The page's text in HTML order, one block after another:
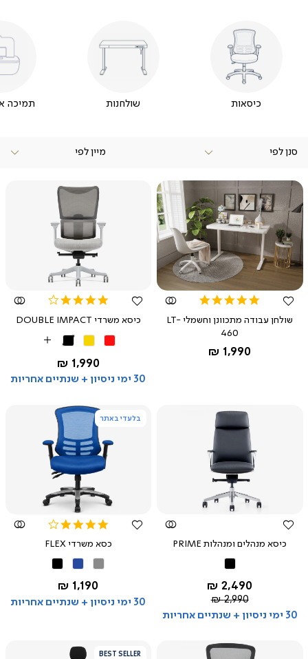
כיסאות שולחנות תמיכה
סנן לפי
צפייה
מהירה
5.0
ratingשולחן עבודה מתכוונן וחשמלי LT-
460
החל מ-
1,990 ₪
צפייה
מהירה
rating
כיסא משרדי DOUBLE IMPACT
צהוב שחור
More
Colors
החל מ-
1,990 ₪
30 ימי ניסיון + שנתיים אחריות
צפייה
מהירה
כיסא מנהלים ומנהלות PRIME
החל מ-
2,490 ₪
מחיר
רגיל
2,990 ₪
30 ימי ניסיון + שנתיים אחריות
בלעדי באתר
צפייה
מהירה
rating
כסא משרדי FLEX
החל מ-
1,190 ₪
30 ימי ניסיון + שנתיים אחריות
BEST SELLER